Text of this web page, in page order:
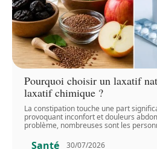
Pourquoi choisir un laxatif
laxatif chimique ?
La constipation touche une part
provoquant inconfort et douleurs
problème, nombreuses sont les
Santé 30/07/2026